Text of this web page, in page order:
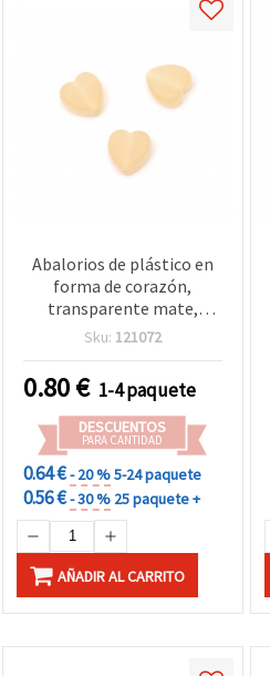
Abalorios de plástico en
forma de corazón,
transparente mate,
9x8,5x4 mm, Agujero: 2
Sku: 121072
0.80€ 1-4 paquete
DESCUENTOS
PARA CANTIDAD
0.64 €- 20 %5-24 paquete
0.56 €- 30 % 25 paquete +
AÑADIR AL CARRITO